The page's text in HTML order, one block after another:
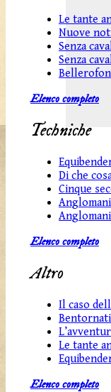
Le tante
Nuove
Senza
Senza
Elenco completo
Techniche
Di che
Cinque
Elenco completo
Altro
Il caso
Le tante
Elenco completo